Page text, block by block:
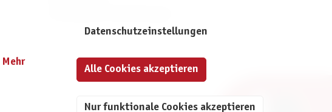
Mehr
Datenschutzeinstellungen
Nur funktionale Cookies akzeptieren
Alle Cookies akzeptieren